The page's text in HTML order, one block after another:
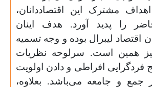
مشترک این اقتصاددانان،
حاضر را پدید آورد. هدف اینان
اقتصاد لیبرال بوده و وجه تسمیه
همین است. سرلوحه نظریات
فردگرایی افراطی و دادن اولویت
جمع و جامعه می‌باشد. بعلاوه،